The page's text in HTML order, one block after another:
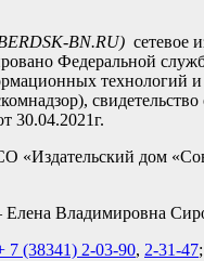
BN.RU) сетевое
Федеральной
технологий
свидетельство
30.04.2021г.
«Издательский дом
Елена Владимировна
7 (38341) 2-03-90, 2-31-47;